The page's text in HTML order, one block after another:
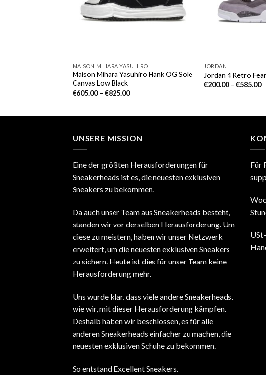
MAISON MIHARA YASUHIRO
Maison Mihara Yasuhiro Hank OG Sole
Canvas Low Black
€605.00– €825.00
JORDAN
Jordan 4 Retro
€200.00–€585.00
UNSERE MISSION
Eine der größten Herausforderungen für
Sneakerheads ist es, die neuesten exklusiven
Sneakers zu bekommen.
Da auch unser Team aus Sneakerheads besteht,
standen wir vor derselben Herausforderung. Um
diese zu meistern, haben wir unser Netzwerk
erweitert, um die neuesten exklusiven Sneakers
zu sichern. Heute ist dies für unser Team keine
Herausforderung mehr.
Uns wurde klar, dass viele andere Sneakerheads,
wie wir, mit dieser Herausforderung kämpfen.
Deshalb haben wir beschlossen, es für alle
anderen Sneakerheads einfacher zu machen, die
neuesten exklusiven Schuhe zu bekommen.
So entstand Excellent Sneakers.
Für